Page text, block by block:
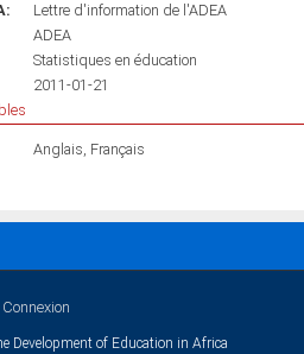
Lettre d'information de l'ADEA
ADEA
Statistiques en éducation
2011-01-21
Anglais Français
Connexion
Development of Education in Africa